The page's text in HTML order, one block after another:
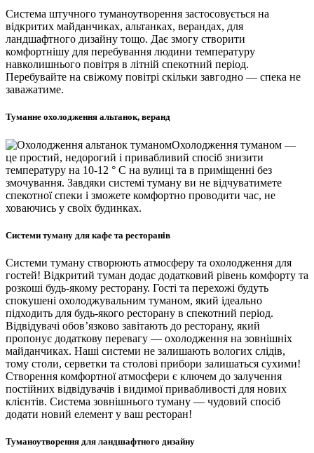
Система штучного туманоутворення застосовується на
відкритих майданчиках, альтанках, верандах, для
ландшафтного дизайну тощо. Дає змогу створити
комфортнішу для перебування людини температуру
навколишнього повітря в літній спекотний період.
Перебувайте на свіжому повітрі скільки завгодно — спека не
заважатиме.
Туманне охолодження альтанок, веранд
Охолодження туманом —
це простий, недорогий і привабливий спосіб знизити
температуру на 10-12 ° C на вулиці та в приміщенні без
змочування. Завдяки системі туману ви не відчуватимете
спекотної спеки і зможете комфортно проводити час, не
ховаючись у своїх будинках.
Системи туману для кафе та ресторанів
Системи туману створюють атмосферу та охолодження для
гостей! Відкритий туман додає додатковий рівень комфорту та
розкоші будь-якому ресторану. Гості та перехожі будуть
спокушені охолоджувальним туманом, який ідеально
підходить для будь-якого ресторану в спекотний період.
Відвідувачі обов’язково завітають до ресторану, який
пропонує додаткову перевагу — охолодження на зовнішніх
майданчиках. Наші системи не залишають вологих слідів,
тому столи, серветки та столові прибори залишаться сухими!
Створення комфортної атмосфери є ключем до залучення
постійних відвідувачів і видимої привабливості для нових
клієнтів. Система зовнішнього туману — чудовий спосіб
додати новий елемент у ваш ресторан!
Туманоутворення для ландшафтного дизайну